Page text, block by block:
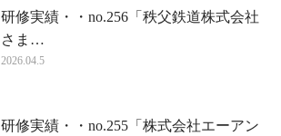
研修実績・・no.256「秩父鉄道株式会社
さま…
2026.04.5
研修実績・・no.255「株式会社エーアン